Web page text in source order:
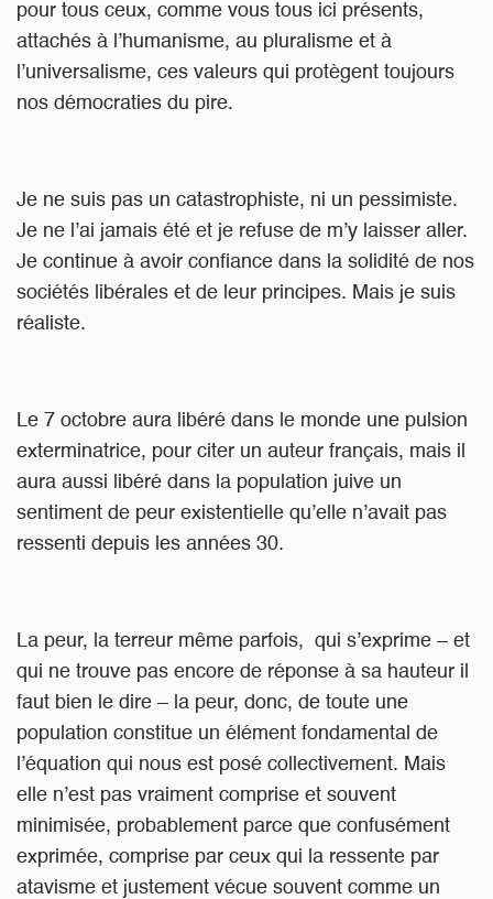
pour tous ceux, comme vous tous ici présents,
attachés à l’humanisme, au pluralisme et à
l’universalisme, ces valeurs qui protègent toujours
nos démocraties du pire.
Je ne suis pas un catastrophiste, ni un pessimiste.
Je ne l’ai jamais été et je refuse de m’y laisser aller.
Je continue à avoir confiance dans la solidité de nos
sociétés libérales et de leur principes. Mais je suis
réaliste.
Le 7 octobre aura libéré dans le monde une pulsion
exterminatrice, pour citer un auteur français, mais il
aura aussi libéré dans la population juive un
sentiment de peur existentielle qu’elle n’avait pas
ressenti depuis les années 30.
La peur, la terreur même parfois, qui s’exprime – et
qui ne trouve pas encore de réponse à sa hauteur il
faut bien le dire – la peur, donc, de toute une
population constitue un élément fondamental de
l’équation qui nous est posé collectivement. Mais
elle n’est pas vraiment comprise et souvent
minimisée, probablement parce que confusément
exprimée, comprise par ceux qui la ressente par
atavisme et justement vécue souvent comme un